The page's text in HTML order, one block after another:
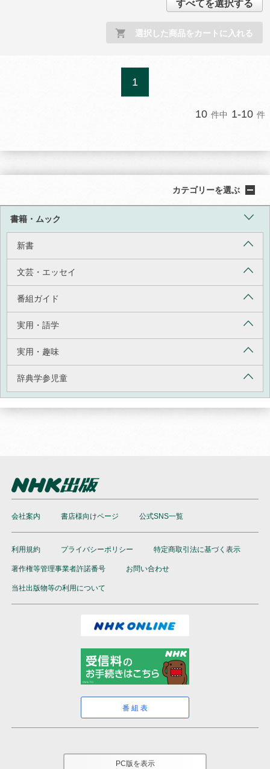
すべてを選択する
選択した商品をカートに入れる
1
10 件中 1-10 件
カテゴリーを選ぶ
書籍・ムック
新書
文芸・エッセイ
番組ガイド
実用・語学
実用・趣味
辞典学参児童
会社案内 書店様向けページ 公式SNS一覧
利用規約 プライバシーポリシー 特定商取引法に基づく表示
著作権等管理事業者許諾番号 お問い合わせ
当社出版物等の利用について
番組表
PC版を表示